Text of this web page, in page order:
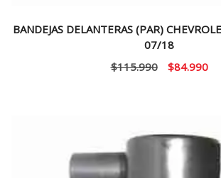
BANDEJAS DELANTERAS (PAR)
07/18
$115.990
El
$115.990.
$84.990El